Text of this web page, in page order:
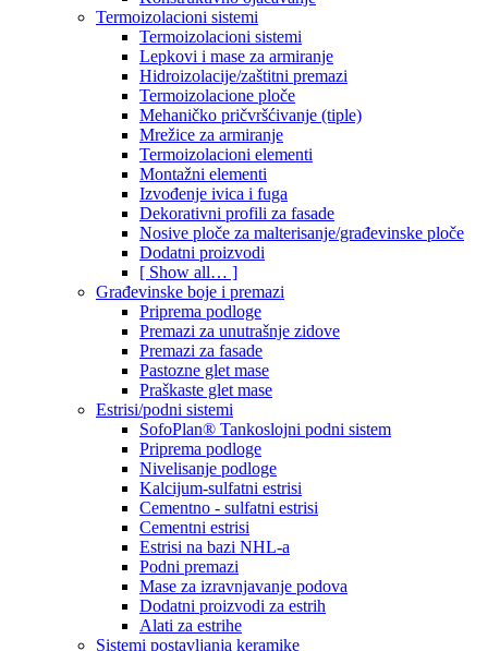
Termoizolacioni sistemi
Termoizolacioni sistemi
Lepkovi i mase za armiranje
Hidroizolacije/zaštitni premazi
Termoizolacione ploče
Mehaničko pričvršćivanje (tiple)
Mrežice za armiranje
Termoizolacioni elementi
Montažni elementi
Izvođenje ivica i fuga
Dekorativni profili za fasade
Nosive ploče za malterisanje/građevinske ploče
Dodatni proizvodi
[ Show all… ]
Građevinske boje i premazi
Priprema podloge
Premazi za unutrašnje zidove
Premazi za fasade
Pastozne glet mase
Praškaste glet mase
Estrisi/podni sistemi
SofoPlan® Tankoslojni podni sistem
Priprema podloge
Nivelisanje podloge
Kalcijum-sulfatni estrisi
Cementno - sulfatni estrisi
Cementni estrisi
Estrisi na bazi NHL-a
Podni premazi
Mase za izravnjavanje podova
Dodatni proizvodi za estrih
Alati za estrihe
Sistemi postavljanja keramike